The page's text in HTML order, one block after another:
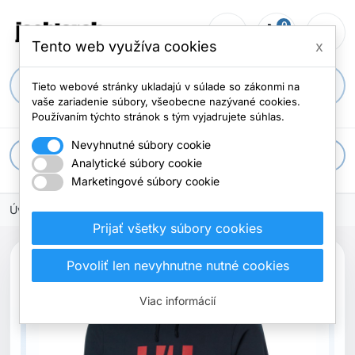
person_outline shopping_cart
0
Početmenu
apps Všetky kategórie
Úvodná stránka
Tento web využíva cookies x
Tieto webové stránky ukladajú v súlade so zákonmi na
vaše zariadenie súbory, všeobecne nazývané cookies.
Používaním týchto stránok s tým vyjadrujete súhlas.
Nevyhnutné súbory cookie
Analytické súbory cookie
Marketingové súbory cookie
Prijať všetky súbory cookies
Povoliť len nevyhnutne nutné cookies
Viac informácií